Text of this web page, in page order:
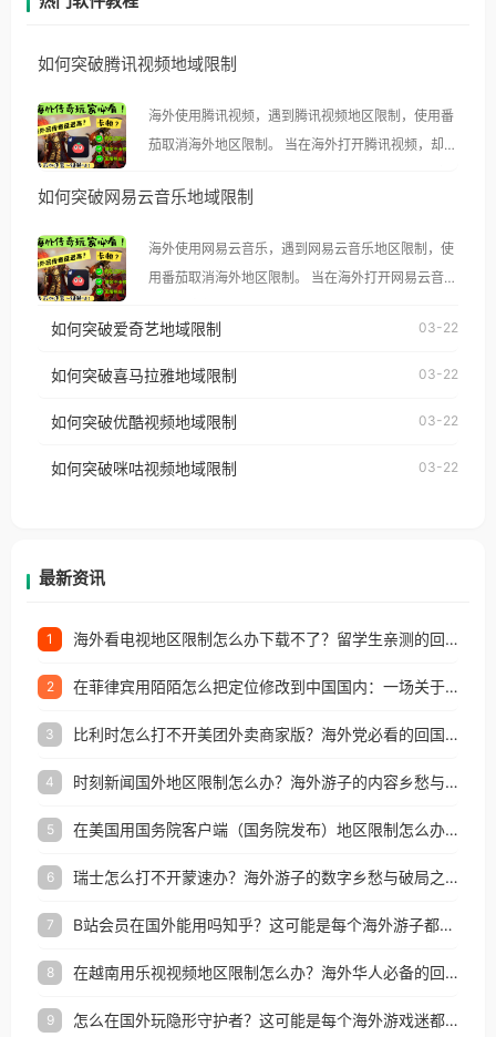
如何突破腾讯视频地域限制
海外使用腾讯视频，遇到腾讯视频地区限制，使用番
茄取消海外地区限制。 当在海外打开腾讯视频，却突
示语。 海外用户如香港、澳门、台湾、美国、加拿
像其他音乐平台一样，出现地区及版权限制问题，且
仅能在中国大陆地区播放。 遇到这个问题的朋友们，
台湾、美国、加拿大、澳大利亚、欧洲等国家和地区
权限制所困扰。
如何突破网易云音乐地域限制
海外使用网易云音乐，遇到网易云音乐地区限制，使
用番茄取消海外地区限制。 当在海外打开网易云音
播放”的提示语。 海外用户如香港、澳门、台湾、美
制问题，且仅能在中国大陆地区播放。 遇到这个问题
户收听网易云音乐地区版权限制」的问题，无论人在
如何突破爱奇艺地域限制 03-22
如何突破喜马拉雅地域限制 03-22
如何突破优酷视频地域限制 03-22
如何突破咪咕视频地域限制 03-22
最新资讯
1 海外看电视地区限制怎么办下载不了？留学生亲测的回国加速方案（附2026世界杯观赛技巧）
2 在菲律宾用陌陌怎么把定位修改到中国国内：一场关于归属感与连接的探索
3 比利时怎么打不开美团外卖商家版？海外党必看的回国加速全攻略
4 时刻新闻国外地区限制怎么办？海外游子的内容乡愁与破局之路
5 在美国用国务院客户端（国务院发布）地区限制怎么办？3步解决海外看国内内容难题
6 瑞士怎么打不开蒙速办？海外游子的数字乡愁与破局之路
7 B站会员在国外能用吗知乎？这可能是每个海外游子都问过的问题
8 在越南用乐视视频地区限制怎么办？海外华人必备的回国加速攻略
9 怎么在国外玩隐形守护者？这可能是每个海外游戏迷都问过的问题